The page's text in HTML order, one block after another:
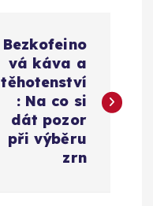
Bezkofeino
vá káva a
těhotenství
: Na co si
dát pozor
při výběru
zrn